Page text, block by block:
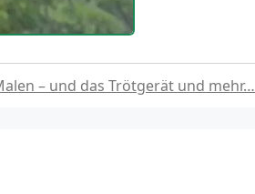
– und das Trötgerät und mehr…